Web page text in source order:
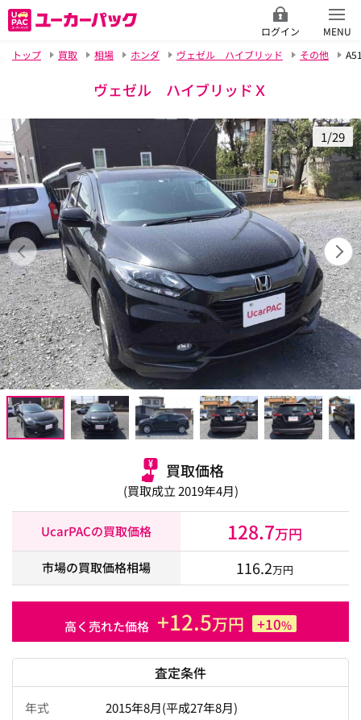
ログイン
MENU
トップ
買取 相場 ホンダ ヴェゼル ハイブリッド その他
ヴェゼル ハイブリッドＸ
1/29
買取価格
(買取成立 2019年4月)
UcarPACの買取価格 128.7万円
市場の買取価格相場 116.2万円
高く売れた価格 +12.5万円 +10%
査定条件
年式
2015年8月(平成27年8月)